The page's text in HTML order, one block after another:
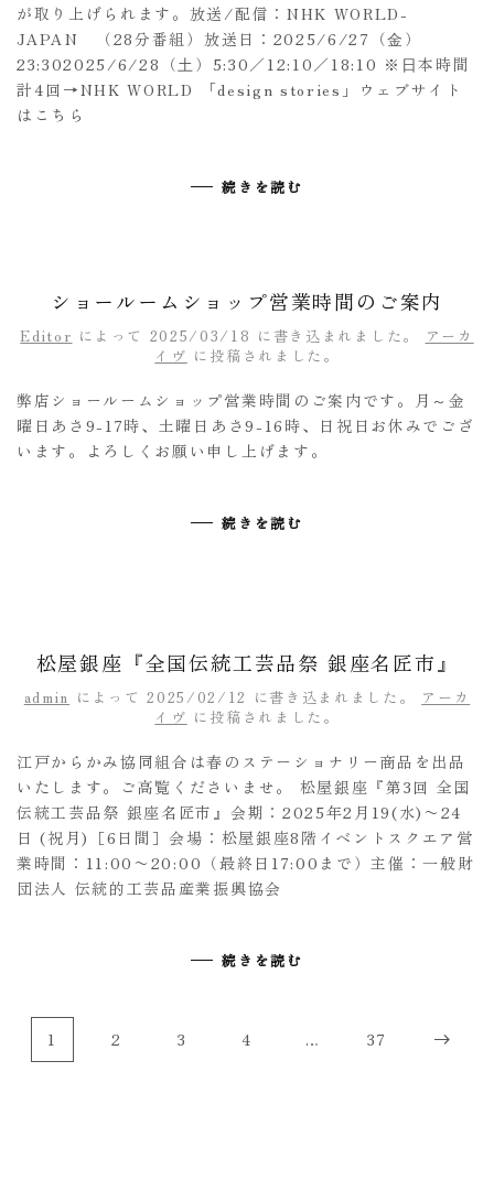
が取り上げられます。放送/配信：NHK WORLD-
JAPAN （28分番組）放送日：2025/6/27（⾦）
23:302025/6/28（⼟）5:30／12:10／18:10 ※⽇本時間
計4回→NHK WORLD 「design stories」ウェブサイト
はこちら
続きを読む
ショールームショップ営業時間のご案内
Editor によって 2025/03/18 に書き込まれました。
アーカ
イヴ に投稿されました。
弊店ショールームショップ営業時間のご案内です。月～金
曜日あさ9-17時、土曜日あさ9-16時、日祝日お休みでござ
います。よろしくお願い申し上げます。
続きを読む
松屋銀座『全国伝統工芸品祭 銀座名匠市』
admin によって2025/02/12 に書き込まれました。 アーカ
イヴ に投稿されました。
江戸からかみ協同組合は春のステーショナリー商品を出品
いたします。ご高覧くださいませ。 松屋銀座『第3回 全国
伝統工芸品祭 銀座名匠市』会期：2025年2月19(水)〜24
日 (祝月)［6日間］会場：松屋銀座8階イベントスクエア営
業時間：11:00〜20:00（最終日17:00まで）主催：一般財
団法人 伝統的工芸品産業振興協会
続きを読む
1 2 3 4 … 37